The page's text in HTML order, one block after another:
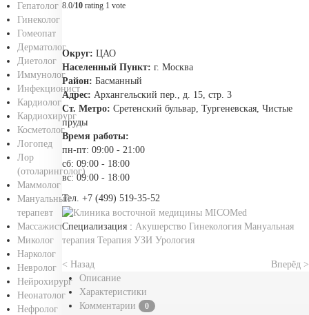
8.0/10rating 1 vote
Округ: ЦАО
Населенный Пункт: г. Москва
Район: Басманный
Адрес: Архангельский пер., д. 15, стр. 3
Ст. Метро: Сретенский бульвар, Тургеневская, Чистые
пруды
Время работы:
пн-пт: 09:00 - 21:00
сб: 09:00 - 18:00
вс: 09:00 - 18:00
Тел. +7 (499) 519-35-52
Специализация : Акушерство Гинекология Мануальная
терапия Терапия УЗИ Урология
< Назад
Вперёд >
Описание
Характеристики
Комментарии
0
Гепатолог
Гинеколог
Гомеопат
Дерматолог
Диетолог
Иммунолог
Инфекционист
Кардиолог
Кардиохирург
Косметолог
Логопед
Лор
(отоларинголог)
Маммолог
Мануальный
терапевт
Массажист
Миколог
Нарколог
Невролог
Нейрохирург
Неонатолог
Нефролог